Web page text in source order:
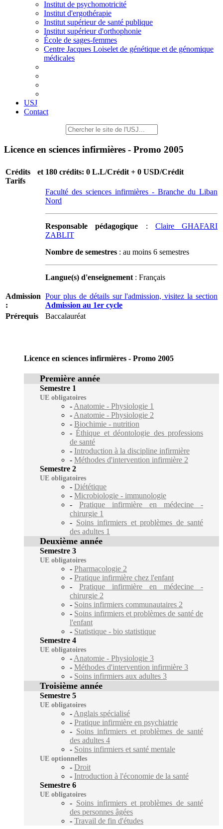
Institut de psychomotricité
Institut d'ergothérapie
Institut supérieur de santé publique
Institut supérieur d'orthophonie
École de sages-femmes
Centre Jacques Loiselet de génétique et de génomique
médicales
USJ
Contact
Licence en sciences infirmières - Promo 2005
Crédits et
Tarifs
180 crédits: 0 L.L/Crédit + 0 USD/Crédit
Faculté des sciences infirmières - Branche du Liban
Nord
Responsable pédagogique : Claire GHAFARI
ZABLIT
Nombre de semestres : au moins 6 semestres
Langue(s) d'enseignement: Français
Admission
:
Pour plus de détails sur l'admission, visitez la section
Admission au 1er cycle
Prérequis
Baccalauréat
Licence en sciences infirmières - Promo 2005
Première année
Semestre 1
UE obligatoires
- Anatomie - Physiologie 1
- Anatomie - Physiologie 2
- Biochimie - nutrition
-Éthique et déontologie des professions
de santé
- Introduction à la discipline infirmière
- Méthodes d'intervention infirmière 2
Semestre 2
UE obligatoires
- Diététique
- Microbiologie - immunologie
- Pratique infirmière en médecine -
chirurgie 1
- Soins infirmiers et problèmes de santé
des adultes 1
Deuxième année
Semestre 3
UE obligatoires
- Pharmacologie 2
- Pratique infirmière chez l'enfant
- Pratique infirmière en médecine -
chirurgie 2
- Soins infirmiers communautaires 2
- Soins infirmiers et problèmes de santé de
l'enfant
- Statistique - bio statistique
Semestre 4
UE obligatoires
- Anatomie - Physiologie 3
- Méthodes d'intervention infirmière 3
- Soins infirmiers aux adultes 3
Troisième année
Semestre 5
UE obligatoires
- Anglais spécialisé
- Pratique infirmière en psychiatrie
- Soins infirmiers et problèmes de santé
des adultes 4
- Soins infirmiers et santé mentale
UE optionnelles
- Droit
- Introduction à l'économie de la santé
Semestre 6
UE obligatoires
- Soins infirmiers et problèmes de santé
des personnes âgées
- Travail de fin d'études